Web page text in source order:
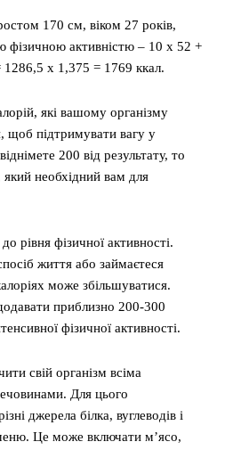
170 см, віком 27 років,
фізичною активністю – 10 x 52 +
x 1,375 = 1769 ккал.
які вашому організму
щоб підтримувати вагу у
200 від результату, то
необхідний вам для
рівня фізичної активності.
життя або займаєтеся
може збільшуватися.
приблизно 200-300
фізичної активності.
свій організм всіма
Для цього
джерела білка, вуглеводів і
Це може включати м’ясо,